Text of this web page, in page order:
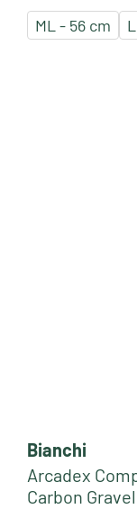
ML - 56 cm
Bianchi
Arcadex
Carbon